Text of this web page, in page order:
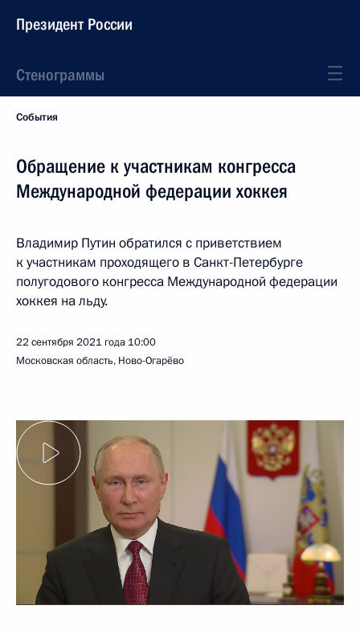
Президент России
Стенограммы
События
Обращение к участникам конгресса
Международной федерации хоккея
Владимир Путин обратился с приветствием
к участникам проходящего в Санкт-Петербурге
полугодового конгресса Международной федерации
хоккея на льду.
22 сентября 2021 года 10:00
Московская область, Ново-Огарёво